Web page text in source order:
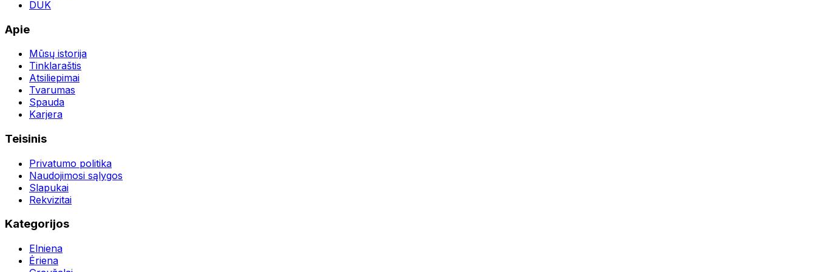
DUK
Apie
Mūsų istorija
Tinklaraštis
Atsiliepimai
Tvarumas
Spauda
Karjera
Teisinis
Privatumo politika
Naudojimosi sąlygos
Slapukai
Rekvizitai
Kategorijos
Elniena
Ėriena